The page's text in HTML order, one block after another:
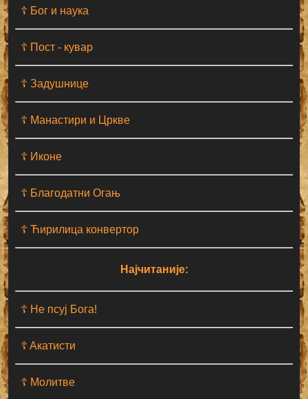
☦ Бог и наука
☦ Пост - кувар
☦ Задушнице
☦ Манастири и Цркве
☦ Иконе
☦ Благодатни Огањ
☦ Ћирилица конвертор
Најчитаније:
☦ Не псуј Бога!
☦ Aкатисти
☦ Молитве